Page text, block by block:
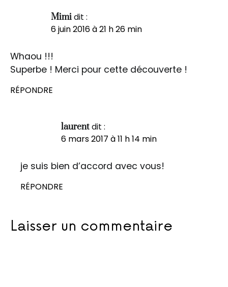
Mimidit :
6 juin 2016 à 21 h 26 min
Whaou !!!
Superbe ! Merci pour cette découverte !
RÉPONDRE
laurentdit :
6 mars 2017 à 11 h 14 min
je suis bien d’accord avec vous!
RÉPONDRE
Laisser un commentaire